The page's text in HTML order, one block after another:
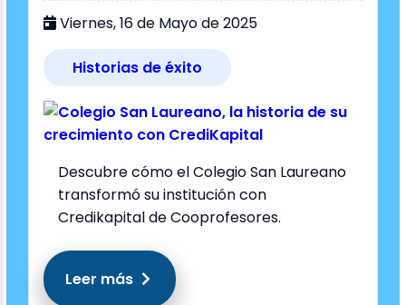
Viernes, 16 de Mayo de 2025
Historias de éxito
Descubre cómo el Colegio San Laureano
transformó su institución con
Credikapital de Cooprofesores.
Leer más